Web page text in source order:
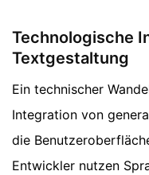
Technologische
Textgestaltung
Ein technischer
Integration von
die
Entwickler nutzen